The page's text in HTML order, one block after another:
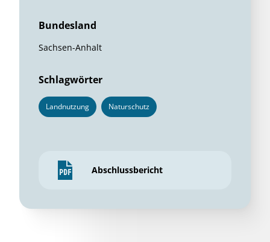
Bundesland
Sachsen-Anhalt
Schlagwörter
Landnutzung Naturschutz
Abschlussbericht